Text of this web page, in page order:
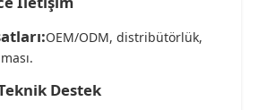
OEM/ODM, distribütörlük,
Destek